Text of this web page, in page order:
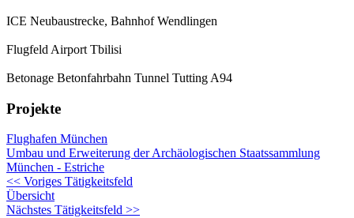
ICE Neubaustrecke, Bahnhof Wendlingen
Flugfeld Airport Tbilisi
Betonage Betonfahrbahn Tunnel Tutting A94
Projekte
Flughafen München
Umbau und Erweiterung der Archäologischen Staatssammlung
München - Estriche
<< Voriges Tätigkeitsfeld
Übersicht
Nächstes Tätigkeitsfeld >>